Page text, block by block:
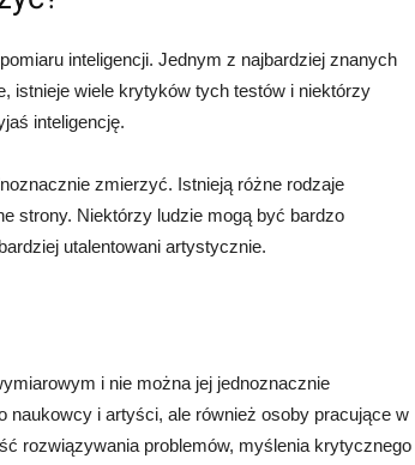
inteligencji. Jednym z najbardziej znanych
istnieje wiele krytyków tych testów i niektórzy
inteligencję.
zmierzyć. Istnieją różne rodzaje
strony. Niektórzy ludzie mogą być bardzo
utalentowani artystycznie.
i nie można jej jednoznacznie
naukowcy i artyści, ale również osoby pracujące w
rozwiązywania problemów, myślenia krytycznego